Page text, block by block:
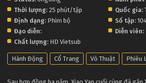
Đấu Phá Thương Khung
Đấu Phá Thương Khung
Thời lượng: 25 phút/tập Quốc gia:
Định dạng: Phim bộ Số tập:
Đạo diễn:
Diễn viên:
Chất lượng: HD Vietsub
Hành Động Cổ Trang Võ Thuật Phiêu